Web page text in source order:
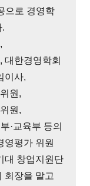
으로 경영학
.
대한경영학회
이사,
원,
원,
·교육부 등의
영평가 위원
대 창업지원단
회장을 맡고